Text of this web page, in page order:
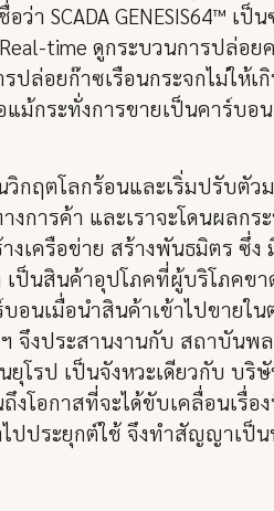
SCADA GENESIS64™ เ
time ดูกระบวนการปล่อย
ล่อยก๊าซเรือนกระจกไม่ให้
ม้กระทั่งการขายเป็นคาร์บ
ตโลกร้อนและเริ่มปรับตัวม
การค้า และเราจะโดนผลก
เครือข่าย สร้างพันธมิตร ซึ่
สินค้าอุปโภคที่ผู้บริโภคขา
นเมื่อนำสินค้าเข้าไปขายใ
จึงประสานงานกับ สถาบัน
โรป เป็นจังหวะเดียวกับ บริ
งโอกาสที่จะได้ขับเคลื่อนเ
ปประยุกต์ใช้ จึงทำสัญญาเ